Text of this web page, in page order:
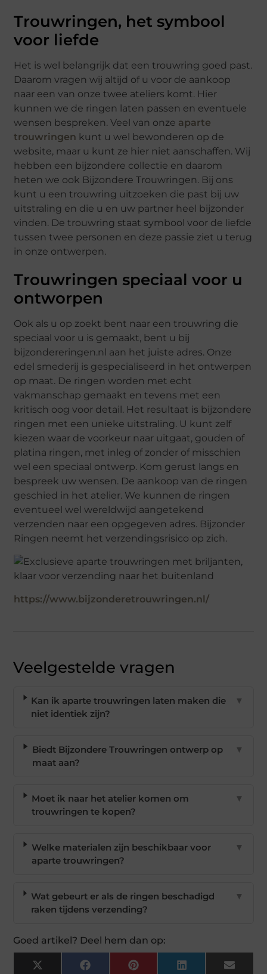
Trouwringen, het symbool
voor liefde
Het is wel belangrijk dat een trouwring goed past.
Daarom vragen wij altijd of u voor de aankoop
naar een van onze twee ateliers komt. Hier
kunnen we de ringen laten passen en eventuele
wensen bespreken. Veel van onze aparte
trouwringen kunt u wel bewonderen op de
website, maar u kunt ze hier niet aanschaffen. Wij
hebben een bijzondere collectie en daarom
heten we ook Bijzondere Trouwringen. Bij ons
kunt u een trouwring uitzoeken die past bij uw
uitstraling en die u en uw partner heel bijzonder
vinden. De trouwring staat symbool voor de liefde
tussen twee personen en deze passie ziet u terug
in onze ontwerpen.
Trouwringen speciaal voor u
ontworpen
Ook als u op zoekt bent naar een trouwring die
speciaal voor u is gemaakt, bent u bij
bijzondereringen.nl aan het juiste adres. Onze
edel smederij is gespecialiseerd in het ontwerpen
op maat. De ringen worden met echt
vakmanschap gemaakt en tevens met een
kritisch oog voor detail. Het resultaat is bijzondere
ringen met een unieke uitstraling. U kunt zelf
kiezen waar de voorkeur naar uitgaat, gouden of
platina ringen, met inleg of zonder of misschien
wel een speciaal ontwerp. Kom gerust langs en
bespreek uw wensen. De aankoop van de ringen
geschied in het atelier. We kunnen de ringen
eventueel wel wereldwijd aangetekend
verzenden naar een opgegeven adres. Bijzonder
Ringen neemt het verzendingsrisico op zich.
https://www.bijzonderetrouwringen.nl/
Veelgestelde vragen
Kan ik aparte trouwringen laten maken die
niet identiek zijn?
▼
Biedt Bijzondere Trouwringen ontwerp op
maat aan?
▼
Moet ik naar het atelier komen om
trouwringen te kopen?
▼
Welke materialen zijn beschikbaar voor
aparte trouwringen?
▼
Wat gebeurt er als de ringen beschadigd
raken tijdens verzending?
▼
Goed artikel? Deel hem dan op:
X FacebookPinterest LinkedIn Email